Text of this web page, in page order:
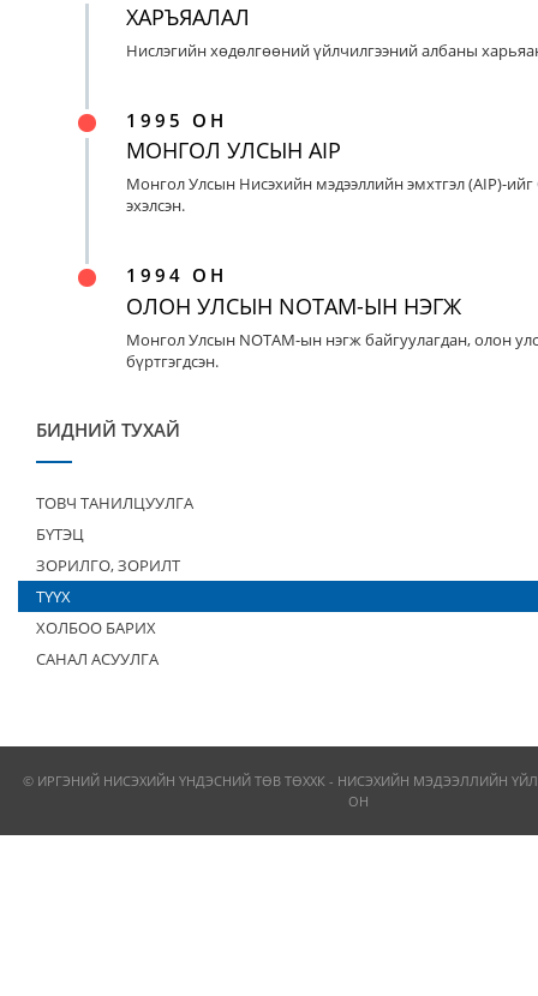
ХАРЪЯАЛАЛ
Нислэгийн хөдөлгөөний үйлчилгээний албаны
1995 ОН
МОНГОЛ УЛСЫН AIP
Монгол Улсын Нисэхийн мэдээллийн эмхтгэл (AIP)-
эхэлсэн.
1994 ОН
ОЛОН УЛСЫН NOTAM-ЫН НЭГЖ
Монгол Улсын NOTAM-ын нэгж байгуулагдан, олон
бүртгэгдсэн.
БИДНИЙ ТУХАЙ
ТОВЧ ТАНИЛЦУУЛГА
БҮТЭЦ
ЗОРИЛГО, ЗОРИЛТ
ТҮҮХ
ХОЛБОО БАРИХ
САНАЛ АСУУЛГА
© ИРГЭНИЙ НИСЭХИЙН ҮНДЭСНИЙ ТӨВ ТӨХХК - НИСЭХИЙН МЭДЭЭЛЛИЙН
ОН